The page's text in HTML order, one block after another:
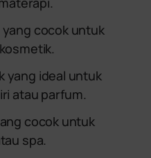
yang cocok untuk
yang ideal untuk
atau parfum.
cocok untuk
spa.